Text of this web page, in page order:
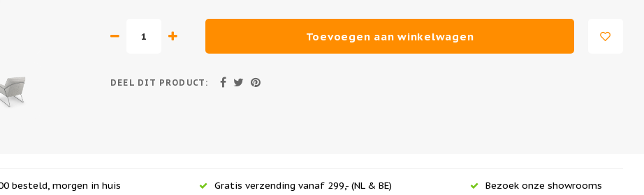
Toevoegen aan winkelwagen
DEEL DIT PRODUCT:
besteld, morgen in huis Gratis verzending vanaf 299,- (NL & BE) Bezoek onze showrooms